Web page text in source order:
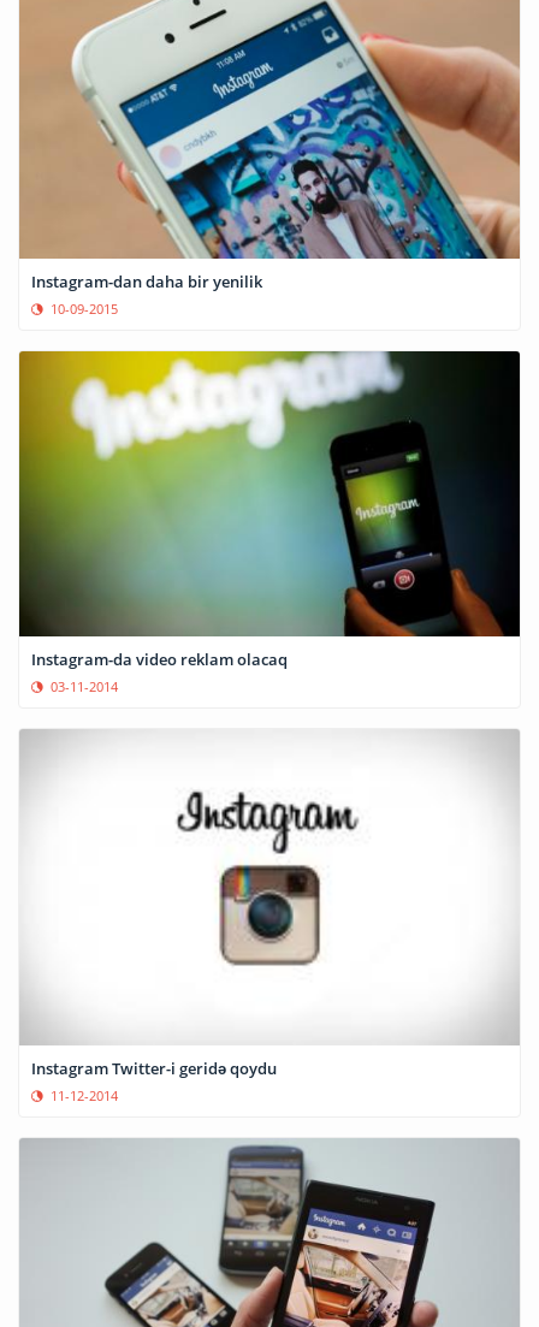
Instagram-dan daha bir yenilik
10-09-2015
Instagram-da video reklam olacaq
03-11-2014
Instagram Twitter-i geridə qoydu
11-12-2014